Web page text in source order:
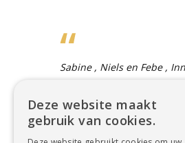
Sabine , Niels en Febe ,
grootmoeder. Veel
De Winne Martine
Burst
Deze website maakt
gebruik van cookies.